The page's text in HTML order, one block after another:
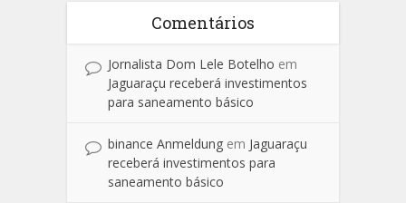
Comentários
Jornalista Dom Lele Botelho em
Jaguaraçu receberá investimentos
para saneamento básico
binance Anmeldung em Jaguaraçu
receberá investimentos para
saneamento básico